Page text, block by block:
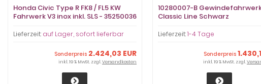
Honda Civic Type R FK8 / FL5 KW
Fahrwerk V3 inox inkl. SLS - 35250036
Lieferzeit: auf Lager, sofort lieferbar
Sonderpreis 2.424,03 EUR
inkl. 19 % MwSt. zzgl.Versandkosten
10280007-B Gewindefahrwerk
Classic Line Schwarz
Lieferzeit:1-4 Tage
Sonderpreis
inkl. 19 % MwSt. zzgl.